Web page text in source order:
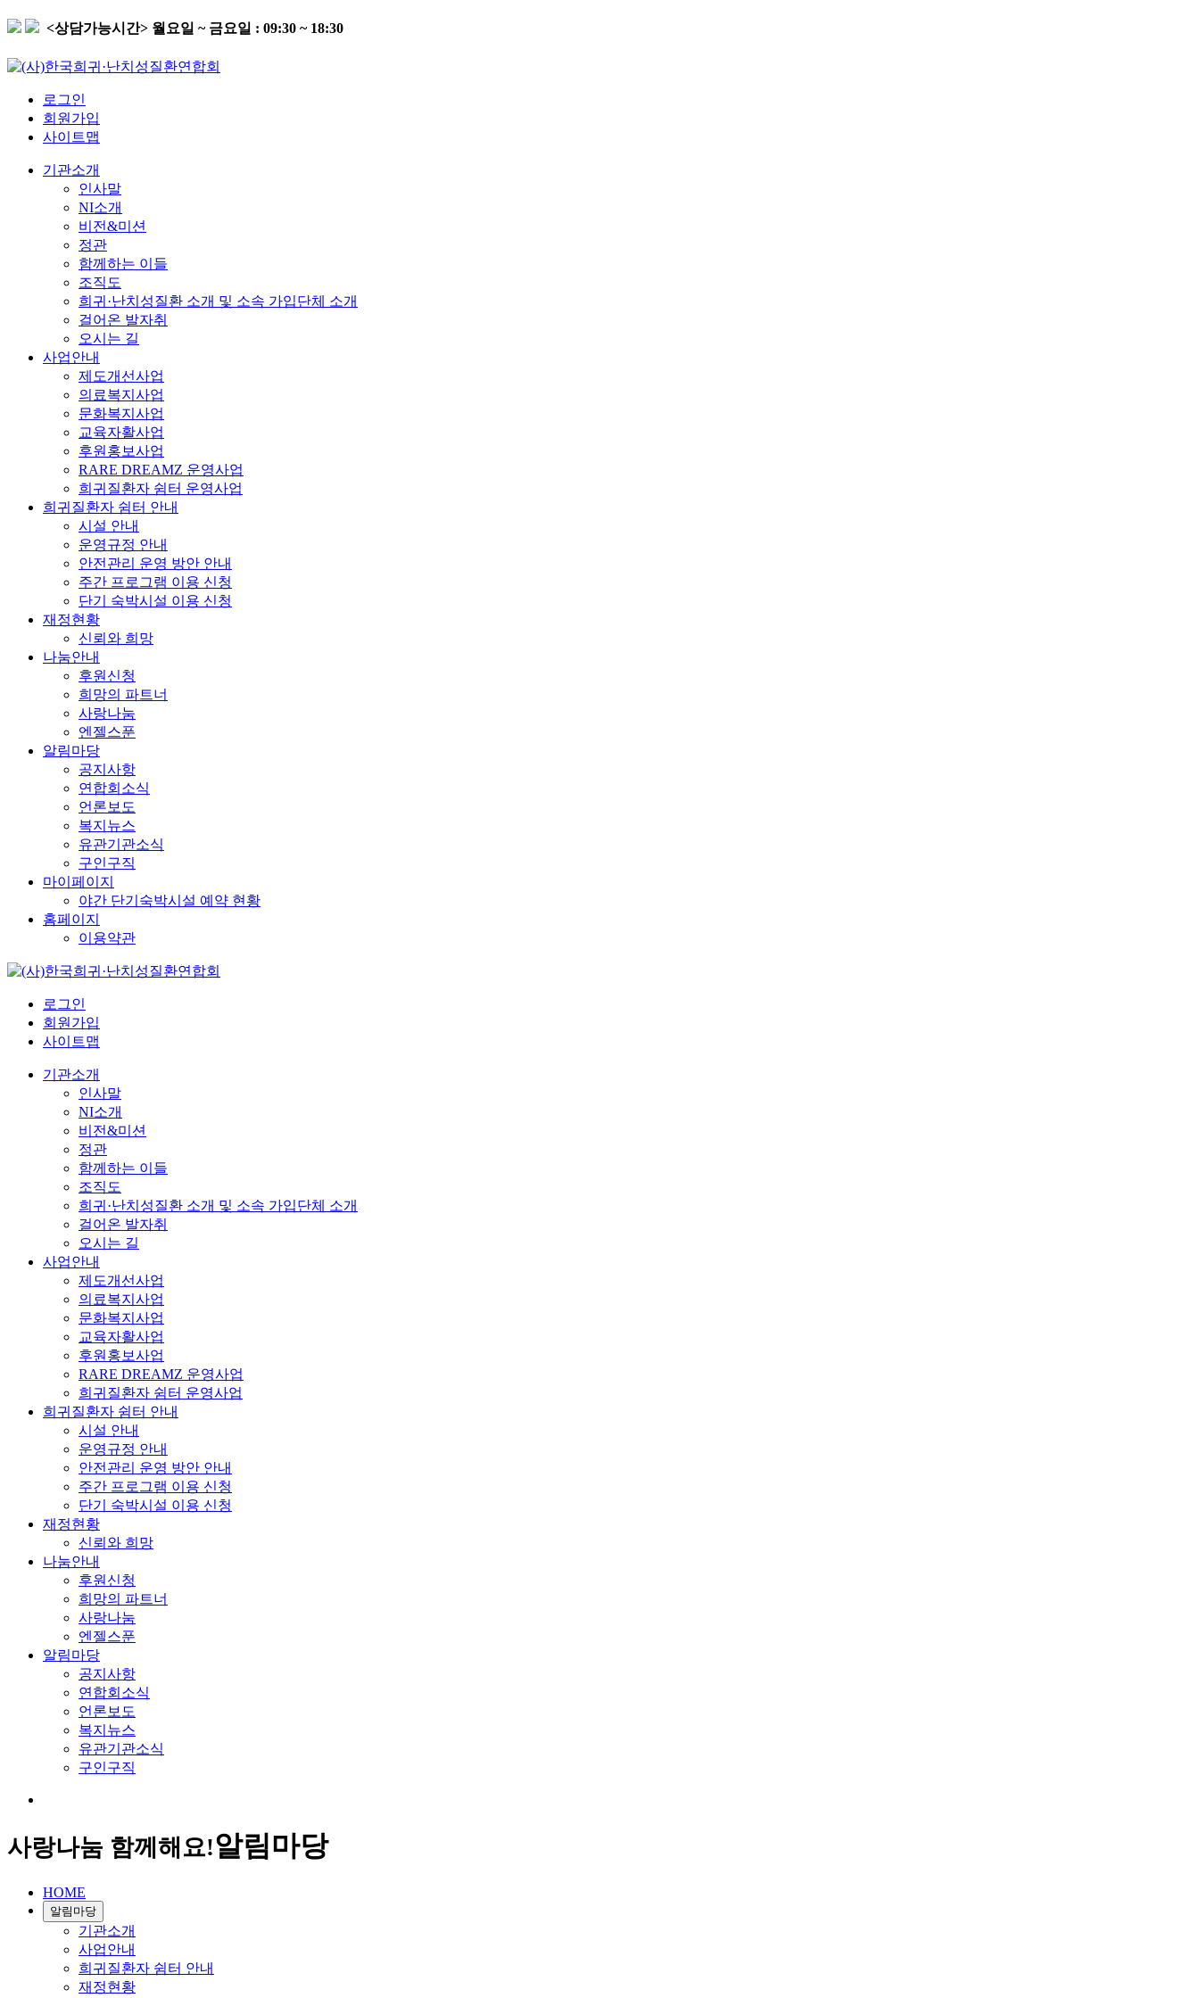
<상담가능시간> 월요일 ~ 금요일 : 09:30 ~ 18:30
로그인
회원가입
사이트맵
기관소개
인사말
NI소개
비전&미션
정관
함께하는 이들
조직도
희귀·난치성질환 소개 및 소속 가입단체 소개
걸어온 발자취
오시는 길
사업안내
제도개선사업
의료복지사업
문화복지사업
교육자활사업
후원홍보사업
RARE DREAMZ 운영사업
희귀질환자 쉼터 운영사업
희귀질환자 쉼터 안내
시설 안내
운영규정 안내
안전관리 운영 방안 안내
주간 프로그램 이용 신청
단기 숙박시설 이용 신청
재정현황
신뢰와 희망
나눔안내
후원신청
희망의 파트너
사랑나눔
엔젤스푼
알림마당
공지사항
연합회소식
언론보도
복지뉴스
유관기관소식
구인구직
마이페이지
야간 단기숙박시설 예약 현황
홈페이지
이용약관
로그인
회원가입
사이트맵
기관소개
인사말
NI소개
비전&미션
정관
함께하는 이들
조직도
희귀·난치성질환 소개 및 소속 가입단체 소개
걸어온 발자취
오시는 길
사업안내
제도개선사업
의료복지사업
문화복지사업
교육자활사업
후원홍보사업
RARE DREAMZ 운영사업
희귀질환자 쉼터 운영사업
희귀질환자 쉼터 안내
시설 안내
운영규정 안내
안전관리 운영 방안 안내
주간 프로그램 이용 신청
단기 숙박시설 이용 신청
재정현황
신뢰와 희망
나눔안내
후원신청
희망의 파트너
사랑나눔
엔젤스푼
알림마당
공지사항
연합회소식
언론보도
복지뉴스
유관기관소식
구인구직
사랑나눔 함께해요!알림마당
HOME
알림마당
기관소개
사업안내
희귀질환자 쉼터 안내
재정현황